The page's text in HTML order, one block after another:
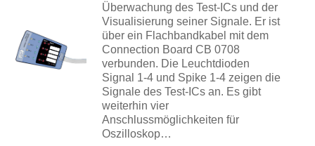
Überwachung des Test-ICs und der
Visualisierung seiner Signale. Er ist
über ein Flachbandkabel mit dem
Connection Board CB 0708
verbunden. Die Leuchtdioden
Signal 1-4 und Spike 1-4 zeigen die
Signale des Test-ICs an. Es gibt
weiterhin vier
Anschlussmöglichkeiten für
Oszilloskop…